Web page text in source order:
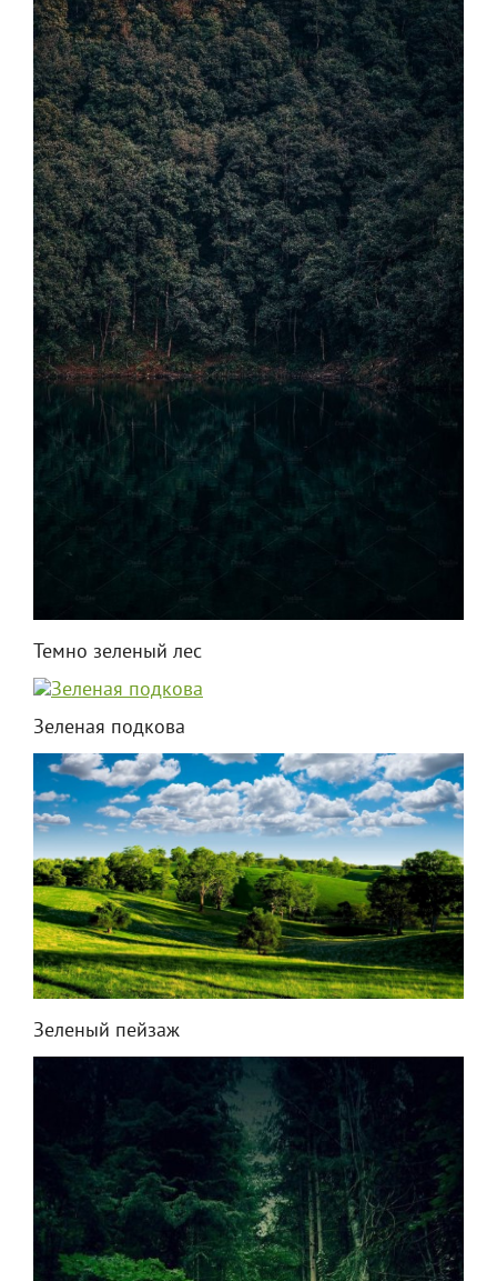
Темно зеленый лес
Зеленая подкова
Зеленый пейзаж